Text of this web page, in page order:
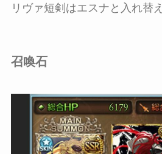
リヴァ短剣はエスナと入れ替
召喚石